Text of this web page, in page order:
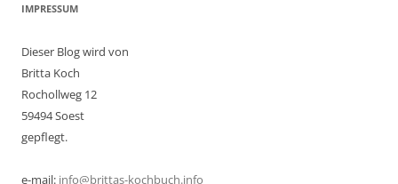
IMPRESSUM
Dieser Blog wird von
Britta Koch
Rochollweg 12
59494 Soest
gepflegt.
e-mail: info@brittas-kochbuch.info